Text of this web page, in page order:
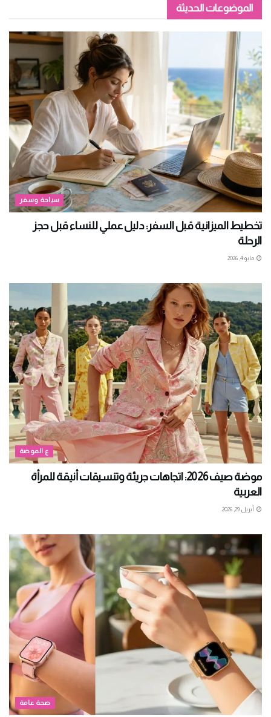
الموضوعات الحديثة
سياحة وسفر
تخطيط الميزانية قبل السفر: دليل عملي للنساء قبل حجز
الرحلة
مايو 4, 2026
ع الموضة
موضة صيف 2026: اتجاهات جريئة وتنسيقات أنيقة للمرأة
العربية
أبريل 29, 2026
صحة عامة